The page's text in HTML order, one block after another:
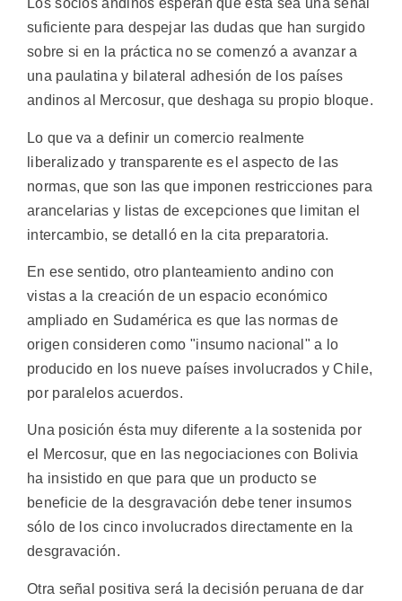
Los socios andinos esperan que ésta sea una señal
suficiente para despejar las dudas que han surgido
sobre si en la práctica no se comenzó a avanzar a
una paulatina y bilateral adhesión de los países
andinos al Mercosur, que deshaga su propio bloque.
Lo que va a definir un comercio realmente
liberalizado y transparente es el aspecto de las
normas, que son las que imponen restricciones para
arancelarias y listas de excepciones que limitan el
intercambio, se detalló en la cita preparatoria.
En ese sentido, otro planteamiento andino con
vistas a la creación de un espacio económico
ampliado en Sudamérica es que las normas de
origen consideren como "insumo nacional" a lo
producido en los nueve países involucrados y Chile,
por paralelos acuerdos.
Una posición ésta muy diferente a la sostenida por
el Mercosur, que en las negociaciones con Bolivia
ha insistido en que para que un producto se
beneficie de la desgravación debe tener insumos
sólo de los cinco involucrados directamente en la
desgravación.
Otra señal positiva será la decisión peruana de dar